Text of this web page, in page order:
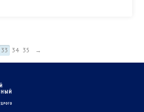
33 34 35 →